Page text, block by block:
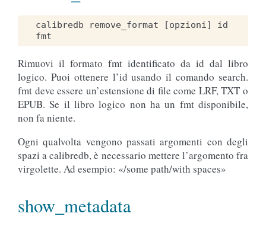
calibredb remove_format [opzioni] id
Rimuovi il formato fmt identificato da id dal libro
logico. Puoi ottenere l’id usando il comando search.
fmt deve essere un’estensione di file come LRF, TXT o
EPUB. Se il libro logico non ha un fmt disponibile,
non fa niente.
Ogni qualvolta vengono passati argomenti con degli
spazi a calibredb, è necessario mettere l’argomento fra
virgolette. Ad esempio: «/some path/with spaces»
show_metadata